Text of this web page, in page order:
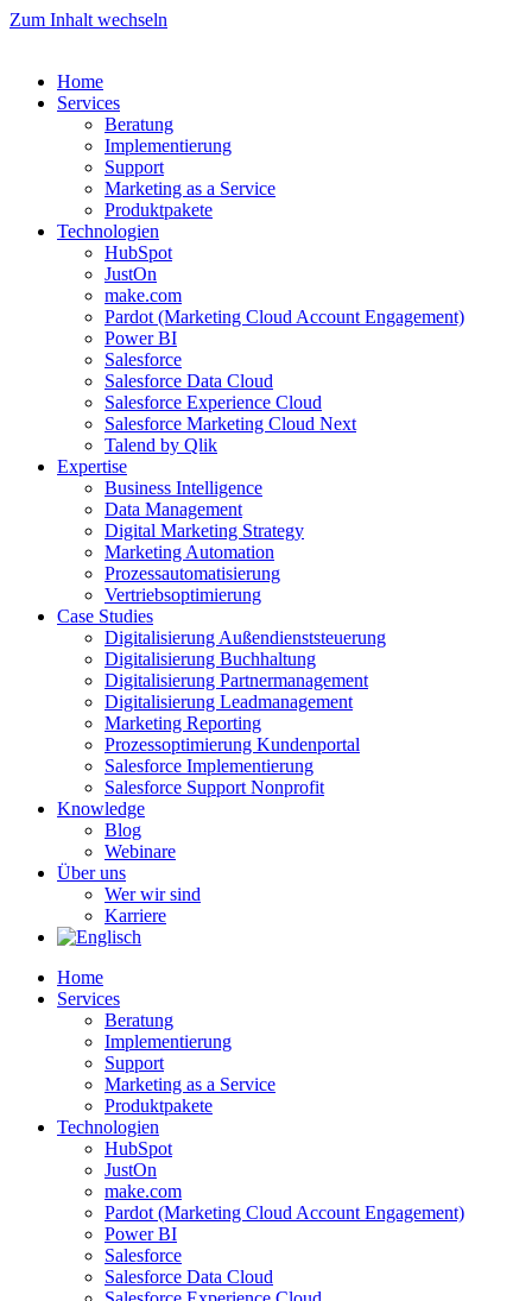
Zum Inhalt wechseln
Home
Services
Beratung
Implementierung
Support
Marketing as a Service
Produktpakete
Technologien
HubSpot
JustOn
make.com
Pardot (Marketing Cloud Account Engagement)
Power BI
Salesforce
Salesforce Data Cloud
Salesforce Experience Cloud
Salesforce Marketing Cloud Next
Talend by Qlik
Expertise
Business Intelligence
Data Management
Digital Marketing Strategy
Marketing Automation
Prozessautomatisierung
Vertriebsoptimierung
Case Studies
Digitalisierung Außendienststeuerung
Digitalisierung Buchhaltung
Digitalisierung Partnermanagement
Digitalisierung Leadmanagement
Marketing Reporting
Prozessoptimierung Kundenportal
Salesforce Implementierung
Salesforce Support Nonprofit
Knowledge
Blog
Webinare
Über uns
Wer wir sind
Karriere
Home
Services
Beratung
Implementierung
Support
Marketing as a Service
Produktpakete
Technologien
HubSpot
JustOn
make.com
Pardot (Marketing Cloud Account Engagement)
Power BI
Salesforce
Salesforce Data Cloud